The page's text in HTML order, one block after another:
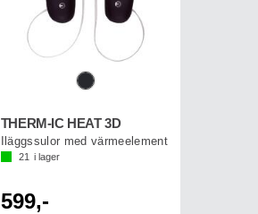
THERM-IC HEAT 3D
Iläggssulor med värmeelement
21 i lager
599,-